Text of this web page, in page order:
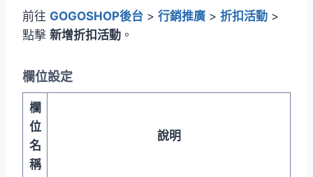
前往 GOGOSHOP後台 > 行銷推廣 > 折扣活動 >
點擊 新增折扣活動 。
欄位設定
欄
位
名
稱
說明